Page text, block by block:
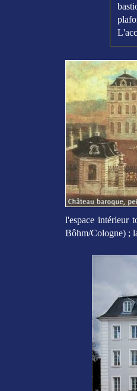
l'espace intérieur
Bôhm/Cologne) ;